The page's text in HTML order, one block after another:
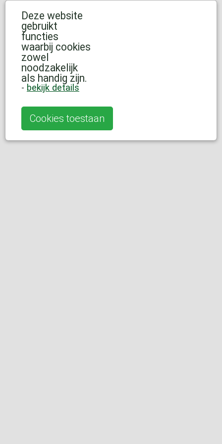
Deze website
gebruikt
functies
waarbij cookies
zowel
noodzakelijk
als handig zijn.
- bekijk details
Cookies toestaan